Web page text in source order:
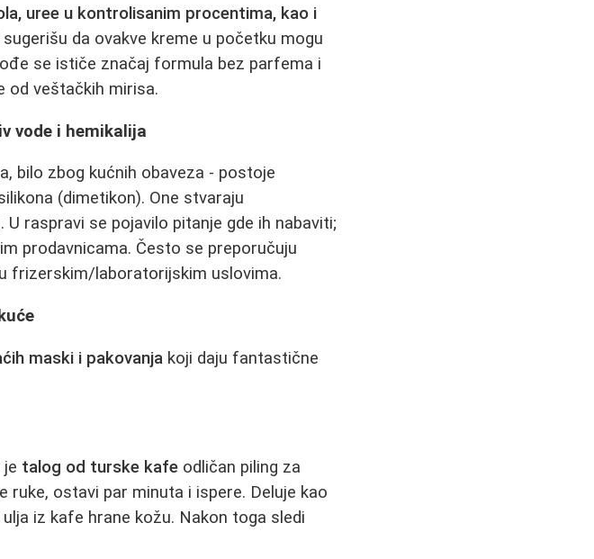
uree u kontrolisanim procentima, kao i
da ovakve kreme u početku mogu
se ističe značaj formula bez parfema i
od veštačkih mirisa.
vode i hemikalija
bilo zbog kućnih obaveza - postoje
(dimetikon). One stvaraju
raspravi se pojavilo pitanje gde ih nabaviti;
prodavnicama. Često se preporučuju
frizerskim/laboratorijskim uslovima.
maski i pakovanja koji daju fantastične
talog od turske kafe odličan piling za
ruke, ostavi par minuta i ispere. Deluje kao
iz kafe hrane kožu. Nakon toga sledi